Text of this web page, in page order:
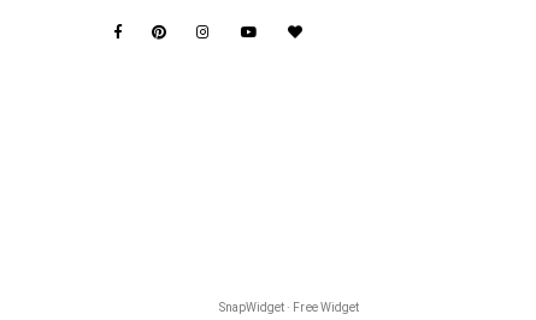
SnapWidget · Free Widget